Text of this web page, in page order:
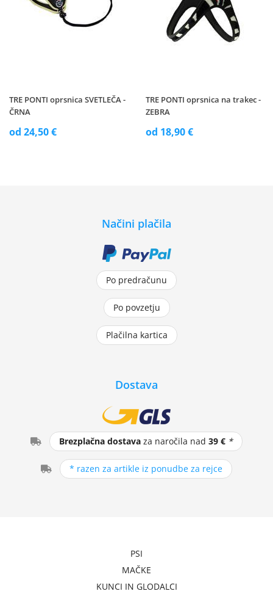
TRE PONTI oprsnica SVETLEČA -
ČRNA
od 24,50 €
TRE PONTI oprsnica na trakec -
ZEBRA
od 18,90 €
Načini plačila
Po predračunu
Po povzetju
Plačilna kartica
Dostava
Brezplačna dostava za naročila nad39 € *
* razen za artikle iz ponudbe za rejce
PSI
MAČKE
KUNCI IN GLODALCI